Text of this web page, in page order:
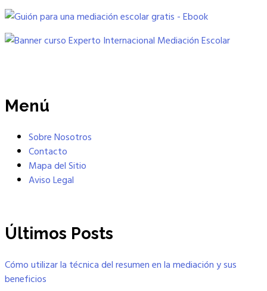
Menú
Sobre Nosotros
Contacto
Mapa del Sitio
Aviso Legal
Últimos Posts
Cómo utilizar la técnica del resumen en la mediación y sus
beneficios